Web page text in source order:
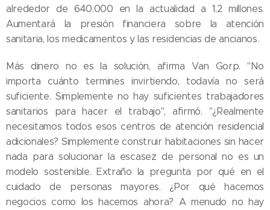
alrededor de 640.000 en la actualidad a 1,2 millones.
Aumentará la presión financiera sobre la atención
sanitaria, los medicamentos y las residencias de ancianos.
Más dinero no es la solución, afirma Van Gorp. "No
importa cuánto termines invirtiendo, todavía no será
suficiente. Simplemente no hay suficientes trabajadores
sanitarios para hacer el trabajo", afirmó. "¿Realmente
necesitamos todos esos centros de atención residencial
adicionales? Simplemente construir habitaciones sin hacer
nada para solucionar la escasez de personal no es un
modelo sostenible. Extraño la pregunta por qué en el
cuidado de personas mayores. ¿Por qué hacemos
negocios como los hacemos ahora? A menudo no hay